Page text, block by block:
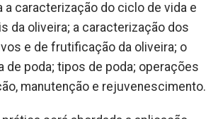
a caracterização do ciclo de vida e
da oliveira; a caracterização dos
e de frutificação da oliveira; o
de poda; tipos de poda; operações
manutenção e rejuvenescimento.